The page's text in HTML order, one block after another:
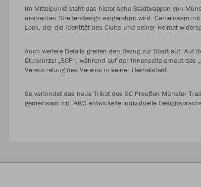
Im Mittelpunkt steht das historische Stadtwappen von
markanten Streifendesign eingerahmt wird. Gemeinsam
Look, der die Identität des Clubs und seiner Heimat
Auch weitere Details greifen den Bezug zur Stadt auf: Auf
Clubkürzel „SCP“, während auf der Innenseite erneut
Verwurzelung des Vereins in seiner Heimatstadt.
So verbindet das neue Trikot des SC Preußen Münster
gemeinsam mit JAKO entwickelte individuelle